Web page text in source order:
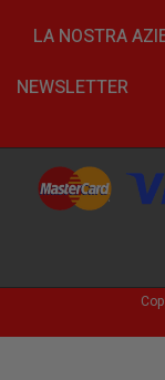
LA NOSTRA
NEWSLETTER